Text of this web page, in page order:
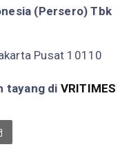
(Persero) Tbk
Pusat 10110
tayang di VRITIMES